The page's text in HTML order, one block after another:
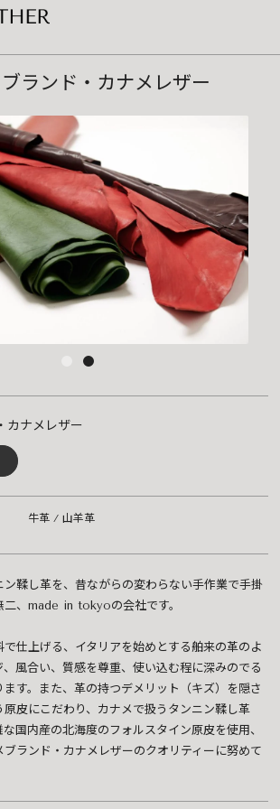
ランド・カナメレザー
カナメレザー
牛革 / 山羊革
ン鞣し革を、昔ながらの変わらない手作業で手掛
二、made in tokyoの会社です。
仕上げる、イタリアを始めとする舶来の革のよ
、風合い、質感を尊重、使い込む程に深みのでる
す。また、革の持つデメリット（キズ）を隠さ
原皮にこだわり、カナメで扱うタンニン鞣し革
国内産の北海度のフォルスタイン原皮を使用、
ランド・カナメレザーのクオリティーに努めて